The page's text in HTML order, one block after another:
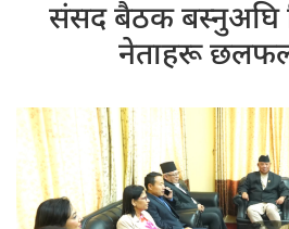
संसद बैठक बस्नुअघि
नेताहरू